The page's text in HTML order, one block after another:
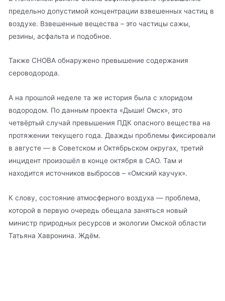
предельно допустимой концентрации взвешенных частиц в
воздухе. Взвешенные вещества – это частицы сажы,
резины, асфальта и подобное.
Также СНОВА обнаружено превышение содержания
сероводорода.
А на прошлой неделе та же история была с хлоридом
водородом. По данным проекта «Дыши! Омск», это
четвёртый случай превышения ПДК опасного вещества на
протяжении текущего года. Дважды проблемы фиксировали
в августе — в Советском и Октябрьском округах, третий
инцидент произошёл в конце октября в САО. Там и
находится источников выбросов – «Омский каучук».
К слову, состояние атмосферного воздуха — проблема,
которой в первую очередь обещала заняться новый
министр природных ресурсов и экологии Омской области
Татьяна Хавронина. Ждём.